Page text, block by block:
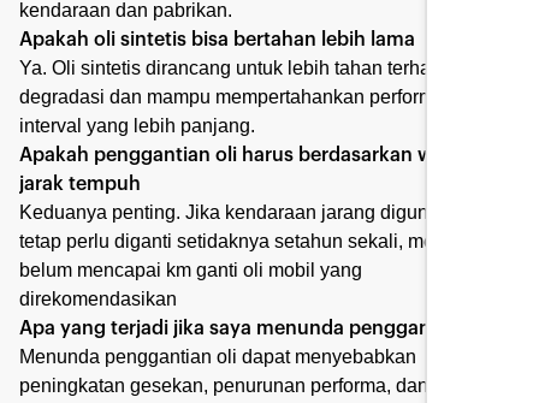
kendaraan dan pabrikan.
Apakah oli sintetis bisa bertahan lebih lama
Ya. Oli sintetis dirancang untuk lebih tahan terhadap
degradasi dan mampu mempertahankan performa dalam
interval yang lebih panjang.
Apakah penggantian oli harus berdasarkan waktu atau
jarak tempuh
Keduanya penting. Jika kendaraan jarang digunakan, oli
tetap perlu diganti setidaknya setahun sekali, meskipun
belum mencapai km ganti oli mobil yang
direkomendasikan
Apa yang terjadi jika saya menunda penggantian oli?
Menunda penggantian oli dapat menyebabkan
peningkatan gesekan, penurunan performa, dan potensi